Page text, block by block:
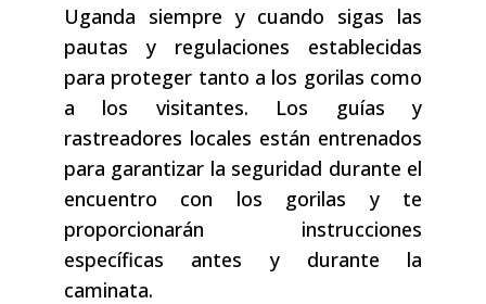
Uganda siempre y cuando sigas las
pautas y regulaciones establecidas
para proteger tanto a los gorilas como
a los visitantes. Los guías y
rastreadores locales están entrenados
para garantizar la seguridad durante el
encuentro con los gorilas y te
proporcionarán instrucciones
específicas antes y durante la
caminata.